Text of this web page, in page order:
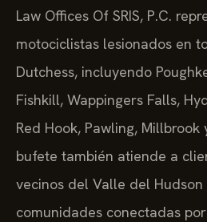
Law Offices Of SRIS, P.C.
motociclistas lesionados en
Dutchess, incluyendo
Fishkill, Wappingers Falls,
Red Hook, Pawling, Millbrook
bufete también atiende a
vecinos del Valle del Hudson
comunidades conectadas